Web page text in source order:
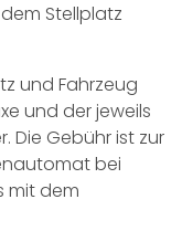
Stellplatz
und Fahrzeug
und der jeweils
Die Gebühr ist zur
bei
mit dem